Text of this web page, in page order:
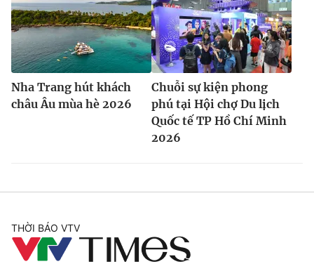
Nha Trang hút khách
châu Âu mùa hè 2026
Chuỗi sự kiện phong
phú tại Hội chợ Du lịch
Quốc tế TP Hồ Chí Minh
2026
THỜI BÁO VTV